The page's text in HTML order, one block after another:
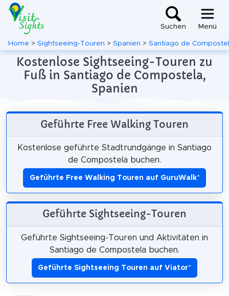
Suchen Menü
Home > Sightseeing-Touren > Spanien > Santiago de
Kostenlose Sightseeing-Touren zu
Fuß in Santiago de Compostela,
Spanien
Geführte Free Walking Touren
Kostenlose geführte Stadtrundgänge in Santiago
de Compostela buchen.
Geführte Free Walking Touren auf GuruWalk*
Geführte Sightseeing-Touren
Geführte Sightseeing-Touren und Aktivitäten in
Santiago de Compostela buchen.
Geführte Sightseeing Touren auf Viator*